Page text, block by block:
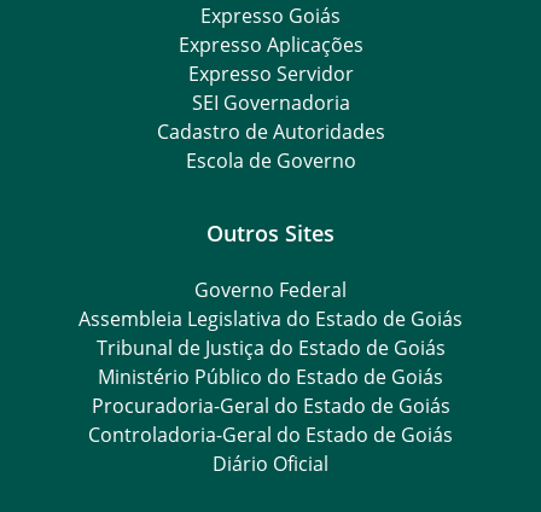
Expresso Goiás
Expresso Aplicações
Expresso Servidor
SEI Governadoria
Cadastro de Autoridades
Escola de Governo
Outros Sites
Governo Federal
Assembleia Legislativa do Estado de Goiás
Tribunal de Justiça do Estado de Goiás
Ministério Público do Estado de Goiás
Procuradoria-Geral do Estado de Goiás
Controladoria-Geral do Estado de Goiás
Diário Oficial